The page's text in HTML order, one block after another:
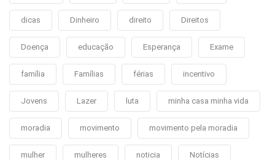
dicas Dinheiro direito Direitos
Doença educação Esperança Exame
família Famílias férias incentivo
Jovens Lazer luta minha casa minha vida
moradia movimento movimento pela moradia
mulher mulheres noticia Notícias